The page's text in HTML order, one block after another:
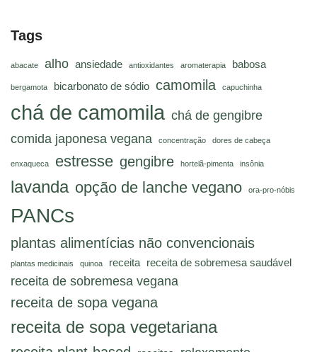
Tags
abacate alho ansiedade antioxidantes aromaterapia babosa
bergamota bicarbonato de sódio camomila capuchinha
chá de camomila chá de gengibre
comida japonesa vegana
concentração dores de cabeça
enxaqueca estresse gengibre hortelã-pimenta insônia
lavanda opção de lanche vegano ora-pro-nóbis
PANCs
plantas alimentícias não convencionais
plantas medicinais quinoa receita receita de sobremesa saudável
receita de sobremesa vegana
receita de sopa vegana
receita de sopa vegetariana